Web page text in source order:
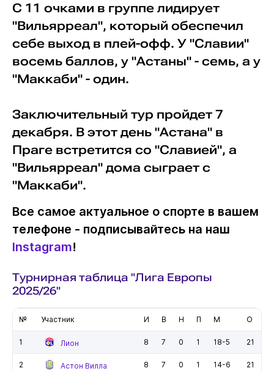
С 11 очками в группе лидирует
"Вильярреал", который обеспечил
себе выход в плей-офф. У "Славии"
восемь баллов, у "Астаны" - семь, а у
"Маккаби" - один.
Заключительный тур пройдет 7
декабря. В этот день "Астана" в
Праге встретится со "Славией", а
"Вильярреал" дома сыграет с
"Маккаби".
Все самое актуальное о спорте в вашем
телефоне - подписывайтесь на наш
Instagram!
Турнирная таблица "Лига Европы
2025/26"
№ Участник И В Н П М О
1 Лион 8 7 0 1 18-5 21
2 Астон Вилла 8 7 0 1 14-6 21